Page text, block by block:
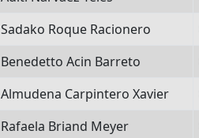
Sadako Roque Racionero
Benedetto Acin Barreto
Almudena Carpintero Xavier
Rafaela Briand Meyer